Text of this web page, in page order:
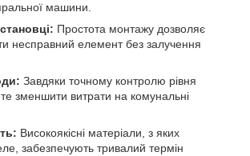
машини.
Простота монтажу дозволяє
несправний елемент без залучення
Завдяки точному контролю рівня
зменшити витрати на комунальні
Високоякісні матеріали, з яких
забезпечують тривалий термін